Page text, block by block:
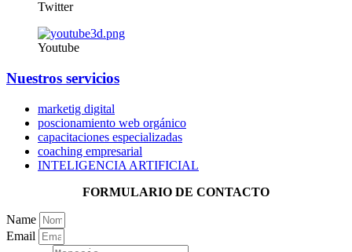
Twitter
Youtube
Nuestros servicios
marketig digital
poscionamiento web orgánico
capacitaciones especializadas
coaching empresarial
INTELIGENCIA ARTIFICIAL
FORMULARIO DE CONTACTO
Name
Email